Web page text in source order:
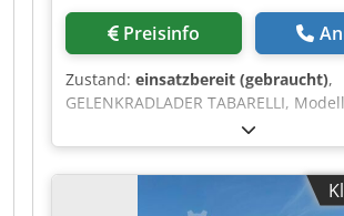
Preisinfo
Zustand: einsatzbereit (gebraucht),
GELENKRADLADER TABARELLI,
komplett mit Kranarm MINELLI,
750/8 PH Codpfxozq Duws Alisha
Baujahr Kranarm: 2018
14.000 Maximale Tragfähigkeit: